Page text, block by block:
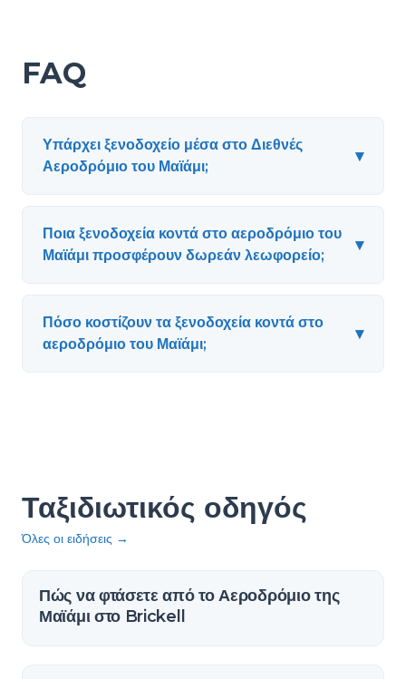
FAQ
Υπάρχει ξενοδοχείο μέσα στο Διεθνές
Αεροδρόμιο του Μαϊάμι;
▾
Ποια ξενοδοχεία κοντά στο αεροδρόμιο του
Μαϊάμι προσφέρουν δωρεάν λεωφορείο;
▾
Πόσο κοστίζουν τα ξενοδοχεία κοντά στο
αεροδρόμιο του Μαϊάμι;
▾
Ταξιδιωτικός οδηγός
Όλες οι ειδήσεις →
Πώς να φτάσετε από το Αεροδρόμιο της
Μαϊάμι στο Brickell